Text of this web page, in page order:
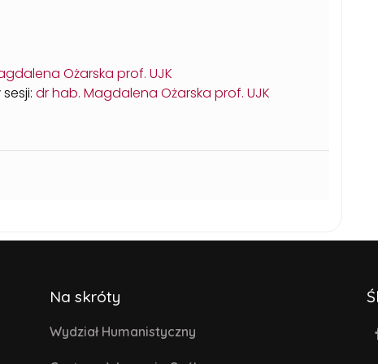
Ożarska prof. UJK
dr hab. Magdalena Ożarska prof. UJK
Na skróty
Wydział Humanistyczny